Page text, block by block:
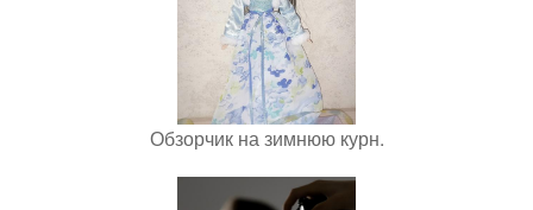
Обзорчик на зимнюю курн.